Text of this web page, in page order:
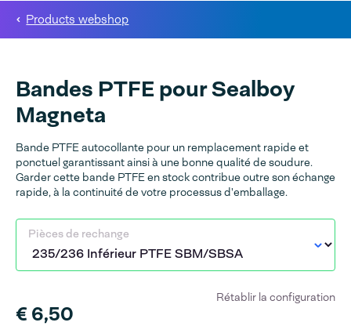
Products webshop
Bandes PTFE pour Sealboy
Magneta
Bande PTFE autocollante pour un remplacement rapide et
ponctuel garantissant ainsi à une bonne qualité de soudure.
Garder cette bande PTFE en stock contribue outre son échange
rapide, à la continuité de votre processus d'emballage.
Pièces de rechange
€ 6,50
Rétablir la configuration